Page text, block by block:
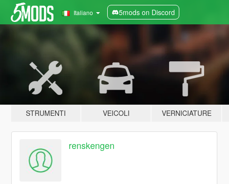
Italiano 5mods on Discord
STRUMENTI VEICOLI VERNICIATURE
renskengen